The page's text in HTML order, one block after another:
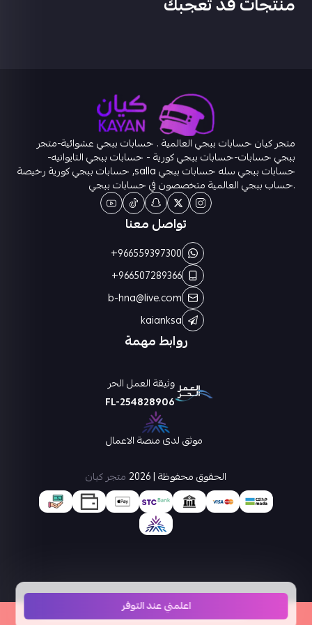
اعلمني عند التوفر
متجر كيان حسابات ببجي العالمية . حسابات ببجي عشوائية-متجر
ببجي حسابات-حسابات ببجي كورية - حسابات ببجي التايوانيه-
حسابات ببجي سله حسابات ببجي salla, حسابات ببجي كورية رخيصة
.حساب ببجي العالمية متخصصون في حسابات ببجي
روابط مهمة
تواصل معنا
+966559397300
+966507289366
b-hna@live.com
kaianksa
وثيقة العمل الحر
FL-254828906
موثق لدى منصة الاعمال
الحقوق محفوظة | 2026
متجر كيان